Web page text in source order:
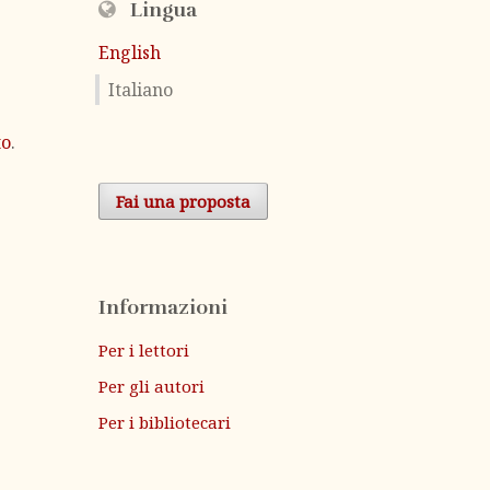
.
Lingua
English
Italiano
Fai una proposta
Informazioni
Per i lettori
Per gli autori
Per i bibliotecari